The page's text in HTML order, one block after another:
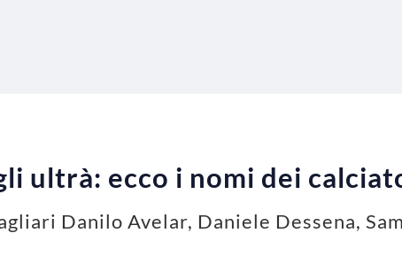
ultrà: ecco i nomi dei
Danilo Avelar, Daniele Dessena,